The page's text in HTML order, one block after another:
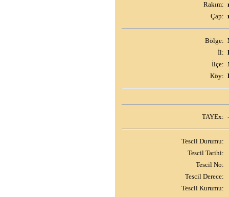
Rakım:
Çap:
Bölge:
İl:
İlçe:
Köy:
TAYEx: -
Tescil Durumu:
Tescil Tarihi:
Tescil No:
Tescil Derece:
Tescil Kurumu: